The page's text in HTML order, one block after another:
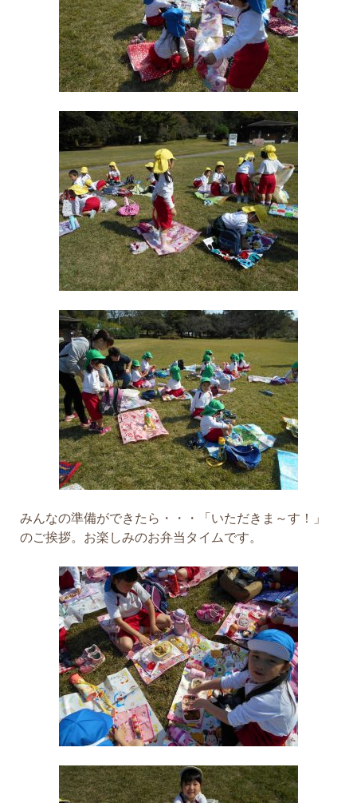
みんなの準備ができたら・・・「いただきま～す！」
のご挨拶。お楽しみのお弁当タイムです。